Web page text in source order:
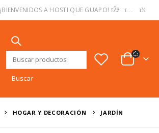
¡BIENVENIDOS A HOSTI QUE GUAPO!
Buscar:
HOGAR Y DECORACIÓN JARDÍN